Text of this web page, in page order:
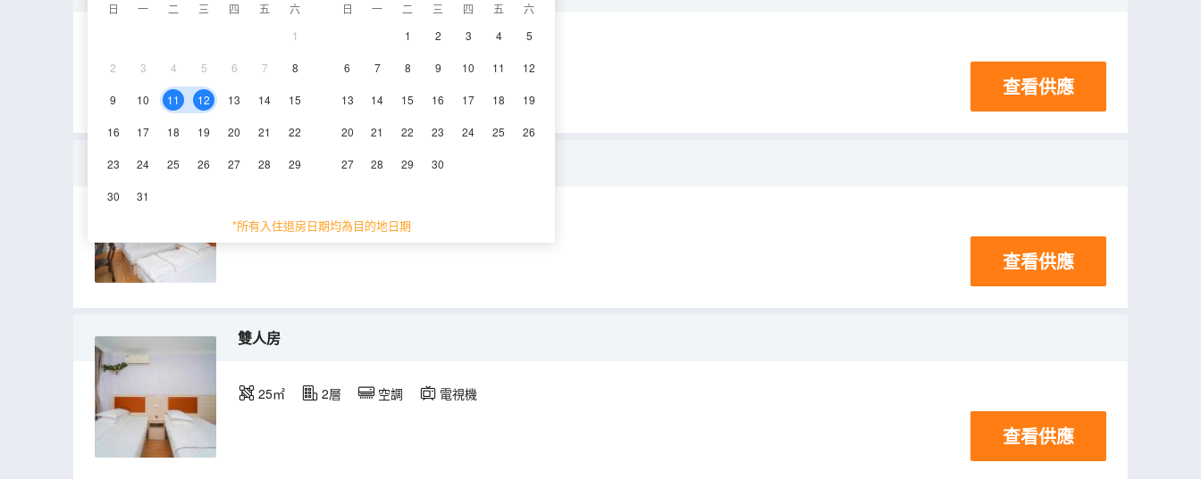
日 一 二 三 四 五
六
1
2 3 4 5 6 7 8
9 10 11 12 13 14 15
16 17 18 19 20 21 22
23 24 25 26 27 28 29
30 31
日 一 二 三 四 五
六
1
2 3 4 5
6 7 8 9 10 11 12
13 14 15 16 17 18 19
20 21 22 23 24 25 26
27 28 29 30
*所有入住退房日期均為目的地日期
電視機
查看供應
豪華標準間
20㎡ 2層 空調
查看供應
雙人房
25㎡ 2層 空調 電視機
查看供應